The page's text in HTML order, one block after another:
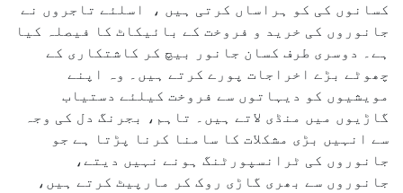
کسانوں کی کو ہراساں کرتی ہیں ، اسلئے تاجروں نے
جانوروں کی خرید و فروخت کے بائیکاٹ کا فیصلہ کیا
ہے۔ دوسری طرف کسان جانور بیچ کر کاشتکاری کے
چھوٹے بڑے اخراجات پورے کرتے ہیں۔ وہ اپنے
مویشیوں کو دیہاتوں سے فروخت کیلئے دستیاب
گاڑیوں میں منڈی لاتے ہیں۔ تاہم، بجرنگ دل کی وجہ
سے انہیں بڑی مشکلات کا سامنا کرنا پڑتا ہے جو
جانوروں کی ٹرانسپورٹنگ ہونے نہیں دیتے،
جانوروں سے بھری گاڑی روک کر مارپیٹ کرتے ہیں،